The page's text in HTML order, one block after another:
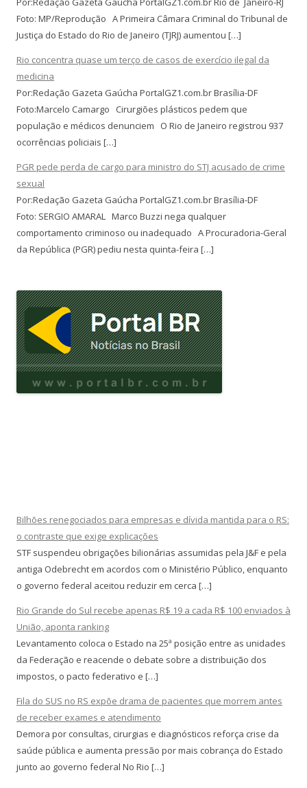
Foto: MP/Reprodução A Primeira Câmara Criminal do Tribunal de
Justiça do Estado do Rio de Janeiro (TJRJ) aumentou […]
Rio concentra quase um terço de casos de exercício ilegal da
medicina
Por:Redação Gazeta Gaúcha PortalGZ1.com.br Brasília-DF
Foto:Marcelo Camargo Cirurgiões plásticos pedem que
população e médicos denunciem O Rio de Janeiro registrou 937
ocorrências policiais […]
PGR pede perda de cargo para ministro do STJ acusado de crime
sexual
Por:Redação Gazeta Gaúcha PortalGZ1.com.br Brasília-DF
Foto: SERGIO AMARAL Marco Buzzi nega qualquer
comportamento criminoso ou inadequado A Procuradoria-Geral
da República (PGR) pediu nesta quinta-feira […]
Bilhões renegociados para empresas e dívida mantida para o RS:
o contraste que exige explicações
STF suspendeu obrigações bilionárias assumidas pela J&F e pela
antiga Odebrecht em acordos com o Ministério Público, enquanto
o governo federal aceitou reduzir em cerca […]
Rio Grande do Sul recebe apenas R$ 19 a cada R$ 100 enviados à
União, aponta ranking
Levantamento coloca o Estado na 25ª posição entre as unidades
da Federação e reacende o debate sobre a distribuição dos
impostos, o pacto federativo e […]
Fila do SUS no RS expõe drama de pacientes que morrem antes
de receber exames e atendimento
Demora por consultas, cirurgias e diagnósticos reforça crise da
saúde pública e aumenta pressão por mais cobrança do Estado
junto ao governo federal No Rio […]